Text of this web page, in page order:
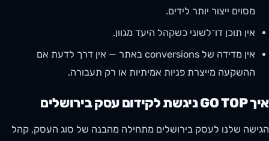
מסוים ייצור יותר לידים.
אין תוכן דו־לשוני כשקהל היעד מגוון.
אין מדידה של conversions באתר — אין דרך לדעת אם
ההשקעה מייצרת פניות אמיתיות או רק תעבורה.
איך GO TOP ניגשת לקידום עסק בירושלים
הגישה שלנו לעסק בירושלים מתחילה מהבנה של סוג העסק, קהל